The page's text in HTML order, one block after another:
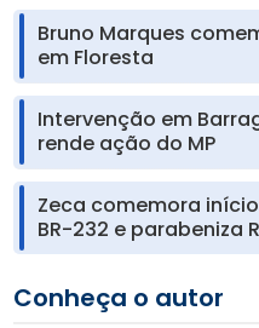
Bruno Marques
em Floresta
Intervenção em
rende ação do MP
Zeca comemora
BR-232 e parabeniza
Conheça o autor